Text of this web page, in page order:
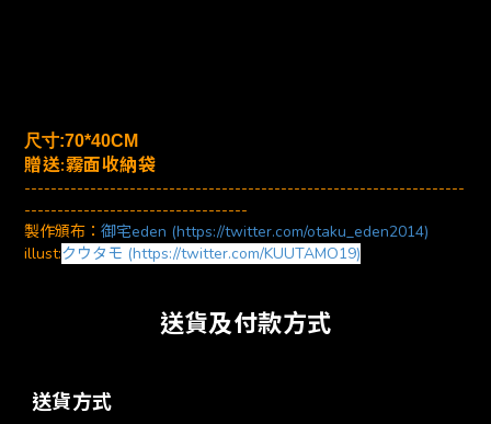
尺寸:70*40CM
贈送:霧面收納袋
-------------------------------------------------------------------
----------------------------------
製作頒布： 御宅eden (https://twitter.com/otaku_eden2014)
illust:クウタモ (https://twitter.com/KUUTAMO19)
送貨及付款方式
送貨方式